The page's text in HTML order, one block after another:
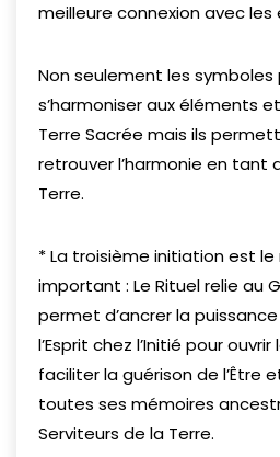
meilleure connexion avec
Non seulement les
s’harmoniser aux éléments
Terre Sacrée mais ils
retrouver l’harmonie en tant
Terre.
* La troisième initiation est le
important : Le Rituel relie au
permet d’ancrer la
l’Esprit chez l’Initié pour
faciliter la guérison de l’Être
toutes ses mémoires
Serviteurs de la Terre.